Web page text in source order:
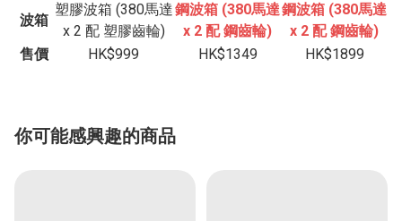
波箱
塑膠波箱 (380馬達
x 2 配 塑膠齒輪)
鋼波箱 (380馬達
x 2 配 鋼齒輪)
鋼波箱 (380馬達
x 2 配 鋼齒輪)
售價
HK$999 HK$1349 HK$1899
你可能感興趣的商品